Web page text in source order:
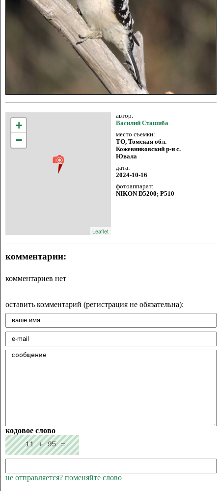
+
−
Leaflet
автор:
Василий Сташиба
место съемки:
ТО, Томская обл.
Кожевниковский р-н с.
Ювала
дата:
2024-10-16
фотоаппарат:
NIKON D5200; P510
комментарии:
комментариев нет
оставить комментарий (регистрация не обязательна):
кодовое слово
не отправляется? поменяйте слово